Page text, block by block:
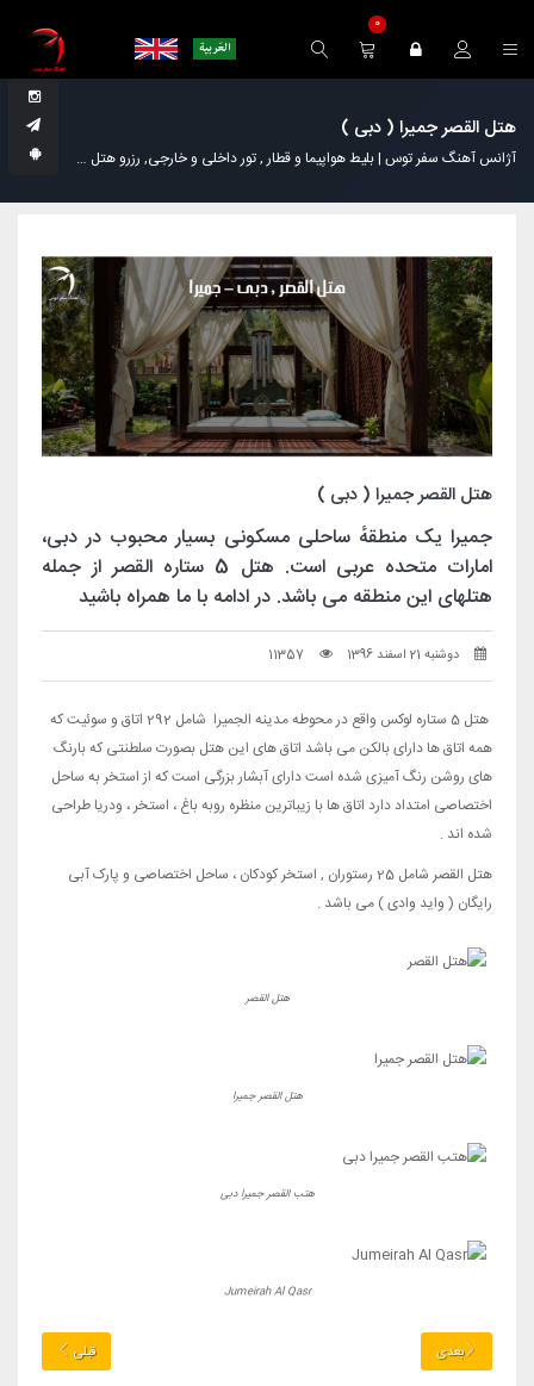
0
هتل القصر جمیرا ( دبی )
آژانس آهنگ سفر توس | بلیط هواپیما و قطار , تور داخلی و خارجی, رزرو هتل مجله
هتل القصر جمیرا ( دبی )
جمیرا یک منطقهٔ ساحلی مسکونی بسیار محبوب در دبی،
امارات متحده عربی است. هتل 5 ستاره القصر از جمله
هتلهای این منطقه می باشد. در ادامه با ما همراه باشید
دوشنبه 21 اسفند 1396 11357
هتل 5 ستاره لوکس واقع در محوطه مدینه الجمیرا شامل 292 اتاق و سوئیت که
همه اتاق ها دارای بالکن می باشد اتاق های این هتل بصورت سلطنتی که بارنگ
های روشن رنگ آمیزی شده است دارای آبشار بزرگی است که از استخر به ساحل
اختصاصی امتداد دارد اتاق ها با زیباترین منظره روبه باغ ، استخر ، ودریا طراحی
شده اند .
هتل القصر شامل 25 رستوران , استخر کودکان ، ساحل اختصاصی و پارک آبی
رایگان ( واید وادی ) می باشد .
هتل القصر
هتل القصر جمیرا
هتب القصر جمیرا دبی
Jumeirah Al Qasr
بعدی قبلی